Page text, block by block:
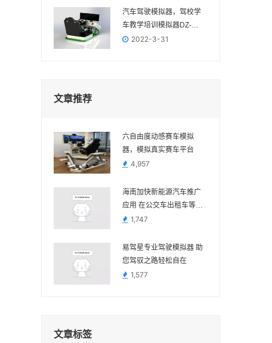
汽车驾驶模拟器，驾校学
车教学培训模拟器DZ-
20222022-3-31
文章推荐
六自由度动感赛车模拟
器，模拟真实赛车平台
4,957
海南加快新能源汽车推广
应用 在公交车出租车等领
域多用
1,747
易驾星专业驾驶模拟器 助
您驾驭之路轻松自在
1,577
文章标签